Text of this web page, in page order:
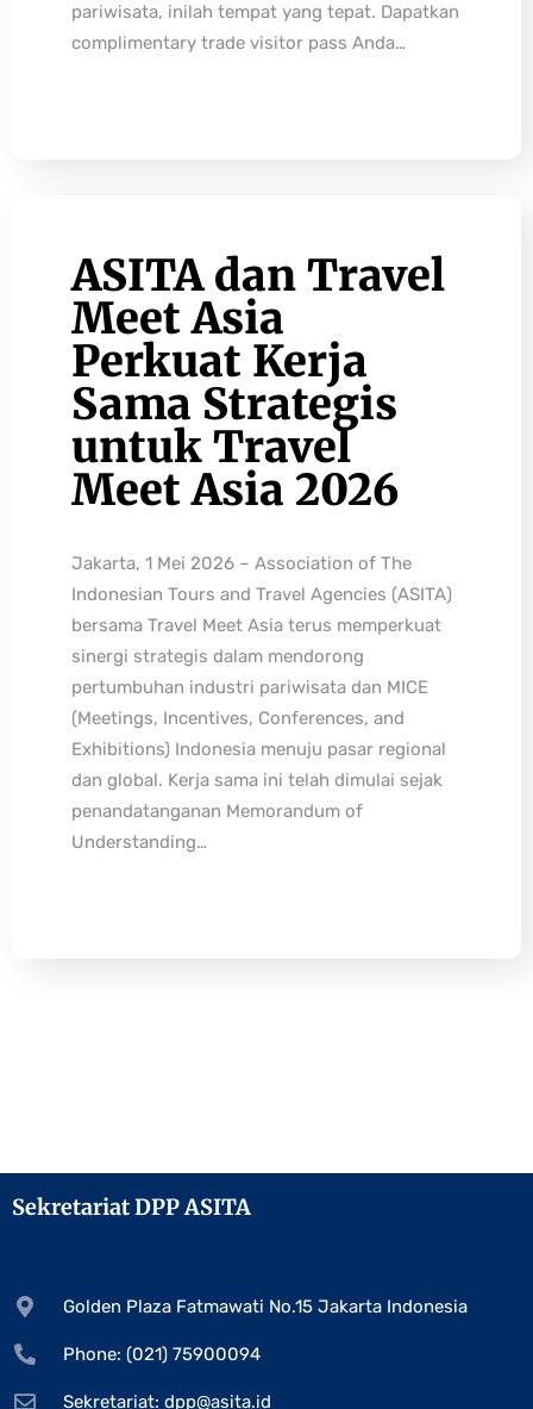
pariwisata, inilah tempat yang tepat. Dapatkan
complimentary trade visitor pass Anda…
ASITA dan Travel
Meet Asia
Perkuat Kerja
Sama Strategis
untuk Travel
Meet Asia 2026
Jakarta, 1 Mei 2026 – Association of The
Indonesian Tours and Travel Agencies (ASITA)
bersama Travel Meet Asia terus memperkuat
sinergi strategis dalam mendorong
pertumbuhan industri pariwisata dan MICE
(Meetings, Incentives, Conferences, and
Exhibitions) Indonesia menuju pasar regional
dan global. Kerja sama ini telah dimulai sejak
penandatanganan Memorandum of
Understanding…
Sekretariat DPP ASITA
Golden Plaza Fatmawati No.15 Jakarta Indonesia
Phone: (021) 75900094
Sekretariat: dpp@asita.id